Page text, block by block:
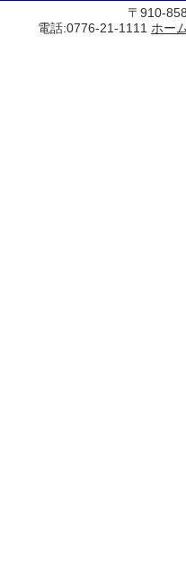
〒910-
電話:0776-21-1111 ホー